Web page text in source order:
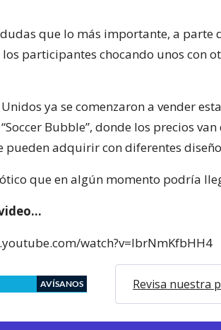
que lo más importante, a parte
los participantes chocando unos con
Unidos ya se comenzaron a vender
Bubble”, donde los precios
pueden adquirir con diferentes
que en algún momento podría
watch?v=IbrNmKfbHH4
AVÍSANOS Revisa nuestra